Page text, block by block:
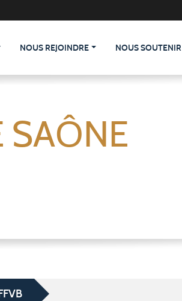
NOUS REJOINDRE NOUS SOUTENIR
SAÔNE